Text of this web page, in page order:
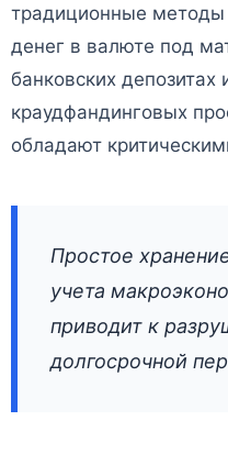
традиционные
денег в валюте под
банковских депозитах
краудфандинговых
обладают
Простое
учета
приводит к
долгосрочной